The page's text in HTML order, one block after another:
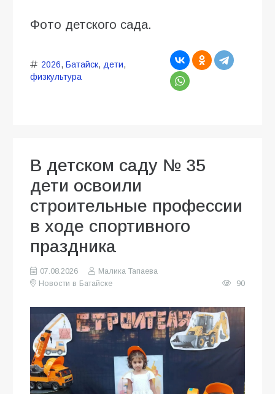
Фото детского сада.
2026, Батайск, дети,
физкультура
В детском саду № 35
дети освоили
строительные профессии
в ходе спортивного
праздника
07.08.2026
Малика Тапаева
Новости в Батайске
90